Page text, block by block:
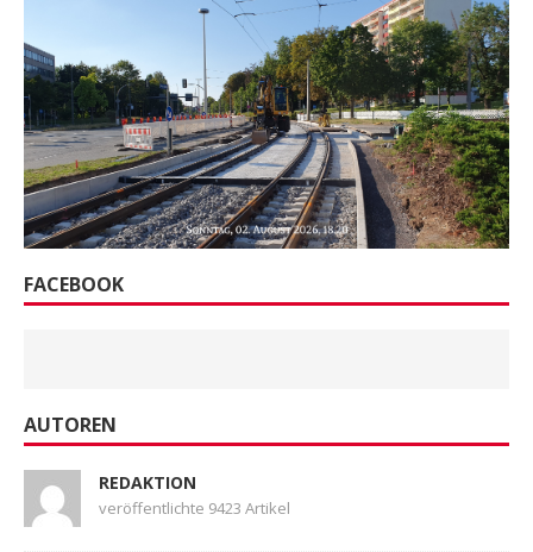
FACEBOOK
AUTOREN
REDAKTION
veröffentlichte 9423 Artikel